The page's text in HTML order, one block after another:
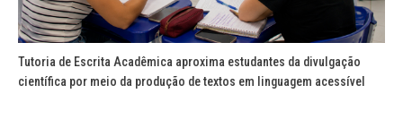
Tutoria de Escrita Acadêmica aproxima estudantes da divulgação
científica por meio da produção de textos em linguagem acessível